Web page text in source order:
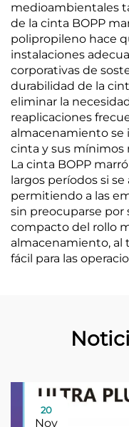
medioambientales
de la cinta BOPP
polipropileno hace
instalaciones
corporativas de
durabilidad de la
eliminar la
reaplicaciones
almacenamiento se
cinta y sus mínimos
La cinta BOPP
largos períodos si
permitiendo a las
sin preocuparse por
compacto del rollo
almacenamiento, al
fácil para las
20
Nov